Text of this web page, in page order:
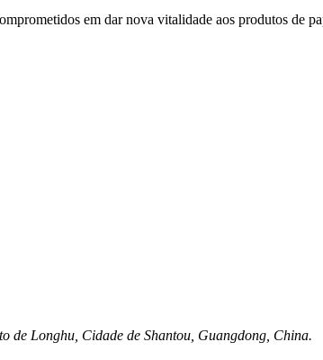
em dar nova vitalidade aos produtos de
de Longhu, Cidade de Shantou, Guangdong, China.